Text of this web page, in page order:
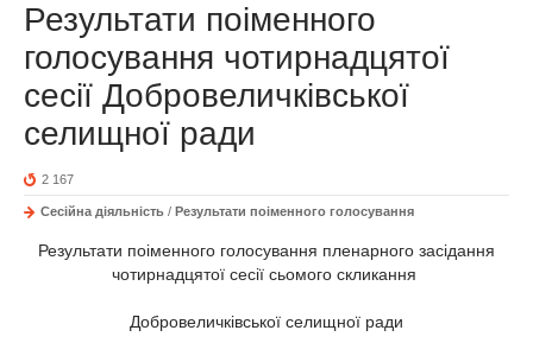
Результати поіменного
голосування чотирнадцятої
сесії Добровеличківської
селищної ради
2 167
Сесійна діяльність / Результати поіменного голосування
Результати поіменного голосування пленарного засідання
чотирнадцятої сесії сьомого скликання
Добровеличківської селищної ради